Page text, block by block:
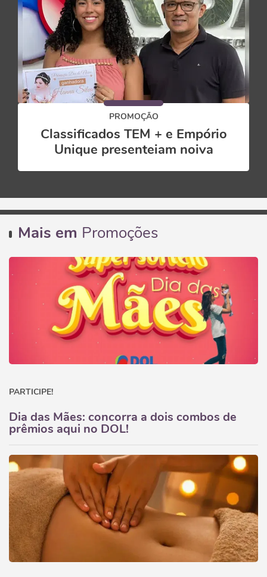
PROMOÇÃO
Classificados TEM + e Empório
Unique presenteiam noiva
Mais em Promoções
PARTICIPE!
Dia das Mães: concorra a dois combos de
prêmios aqui no DOL!